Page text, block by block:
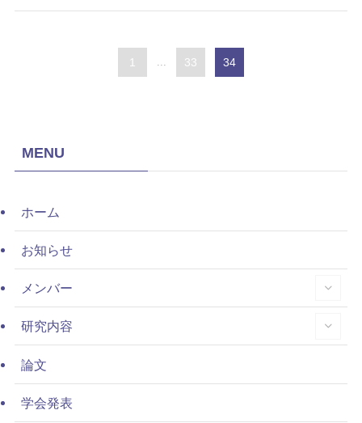
1 ... 33 34
MENU
ホーム
お知らせ
メンバー
研究内容
論文
学会発表